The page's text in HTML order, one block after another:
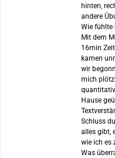
hinten,
andere
Wie fühlte
Mit dem
16min
kamen
wir
mich
Hause
Schluss
alles gibt,
wie ich es
Was